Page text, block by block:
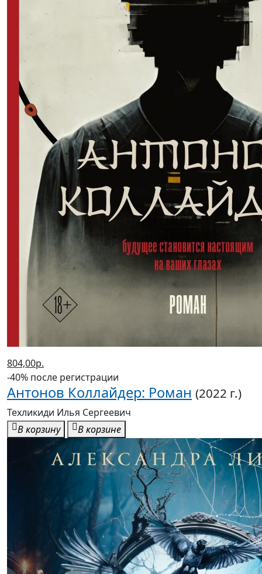
804,00р.
-40% после регистрации
Антонов Коллайдер: Роман (2022 г.)
Техликиди Илья Сергеевич
В корзину
В корзине